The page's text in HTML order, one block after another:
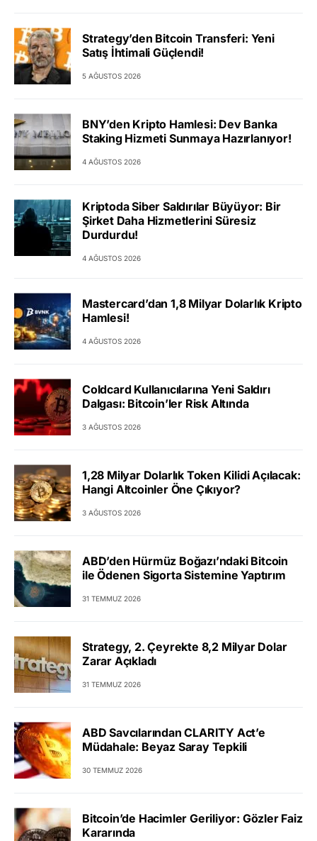
Strategy’den Bitcoin Transferi: Yeni
Satış İhtimali Güçlendi!
5 AĞUSTOS 2026
BNY’den Kripto Hamlesi: Dev Banka
Staking Hizmeti Sunmaya Hazırlanıyor!
4 AĞUSTOS 2026
Kriptoda Siber Saldırılar Büyüyor: Bir
Şirket Daha Hizmetlerini Süresiz
Durdurdu!
4 AĞUSTOS 2026
Mastercard’dan 1,8 Milyar Dolarlık Kripto
Hamlesi!
4 AĞUSTOS 2026
Coldcard Kullanıcılarına Yeni Saldırı
Dalgası: Bitcoin’ler Risk Altında
3 AĞUSTOS 2026
1,28 Milyar Dolarlık Token Kilidi Açılacak:
Hangi Altcoinler Öne Çıkıyor?
3 AĞUSTOS 2026
ABD’den Hürmüz Boğazı’ndaki Bitcoin
ile Ödenen Sigorta Sistemine Yaptırım
31 TEMMUZ 2026
Strategy, 2. Çeyrekte 8,2 Milyar Dolar
Zarar Açıkladı
31 TEMMUZ 2026
ABD Savcılarından CLARITY Act’e
Müdahale: Beyaz Saray Tepkili
30 TEMMUZ 2026
Bitcoin’de Hacimler Geriliyor: Gözler Faiz
Kararında